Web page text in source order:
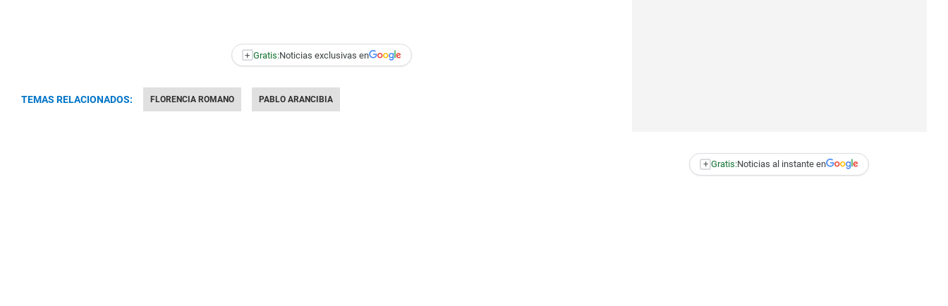
+ Gratis:Noticias exclusivas en
TEMAS RELACIONADOS: FLORENCIA ROMANO PABLO ARANCIBIA
+ Gratis:Noticias al instante en